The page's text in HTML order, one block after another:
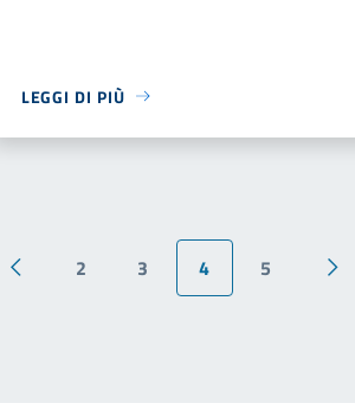
LEGGI DI PIÙ
Pagina precedente
2 3 4 5